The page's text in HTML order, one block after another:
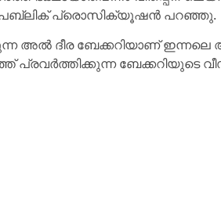
പബ്ലിക് പ്രൊസിക്യൂഷൻ പറഞ്ഞു.
അൽ ദീര ബേക്കറിയാണ്
പ്രവർത്തിക്കുന്ന ബേക്കറിയുടെ